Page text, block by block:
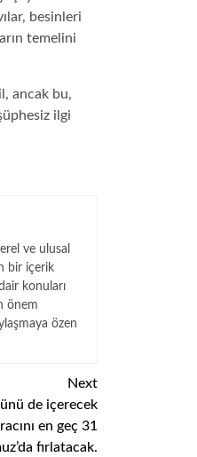
besinleri
temelini
ancak bu,
ilgi
ve ulusal
bir içerik
konuları
önem
özen
Next
de içerecek
en geç 31
fırlatacak.